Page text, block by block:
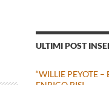
ULTIMI POST
“WILLIE PEYOTE